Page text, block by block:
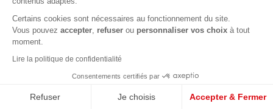
Certains cookies sont nécessaires au fonctionnement du site.
Vous pouvez accepter refuser ou personnaliser vos choix à tout
moment.
Lire la politique de confidentialité
Consentements certifiés par
Refuser Je choisis Accepter & Fermer
Axeptio consent
entrepreneurs